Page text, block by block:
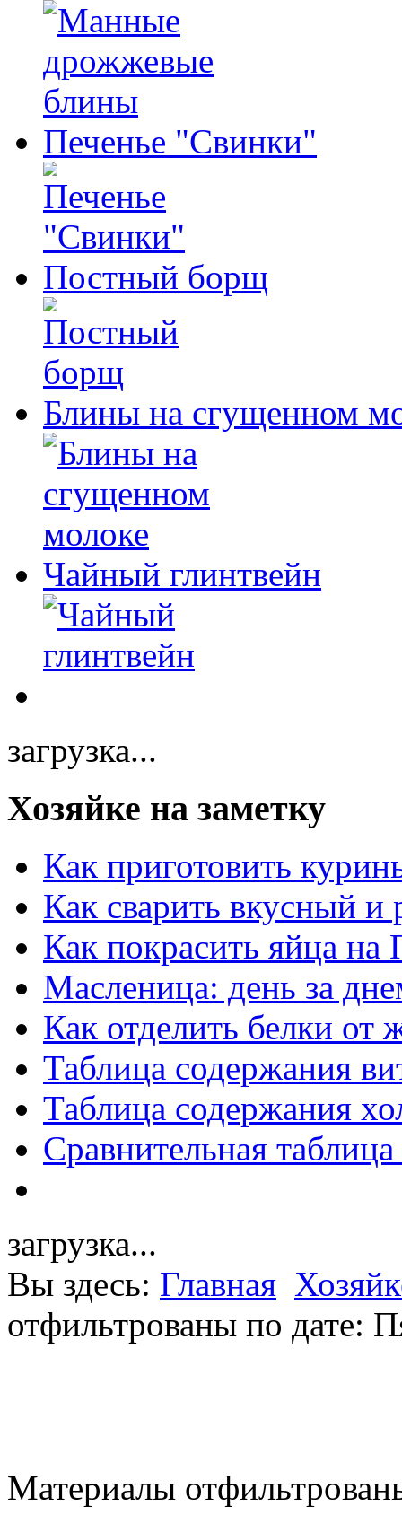
Печенье "Свинки"
Постный борщ
Блины на сгущенном
Чайный глинтвейн
загрузка...
Хозяйке на заметку
Как приготовить
Как сварить вкусный и
Как покрасить яйца на
Масленица: день за
Как отделить белки от
Таблица содержания
Таблица содержания
Сравнительная
загрузка...
Вы здесь: Главная
отфильтрованы по дате:
Материалы